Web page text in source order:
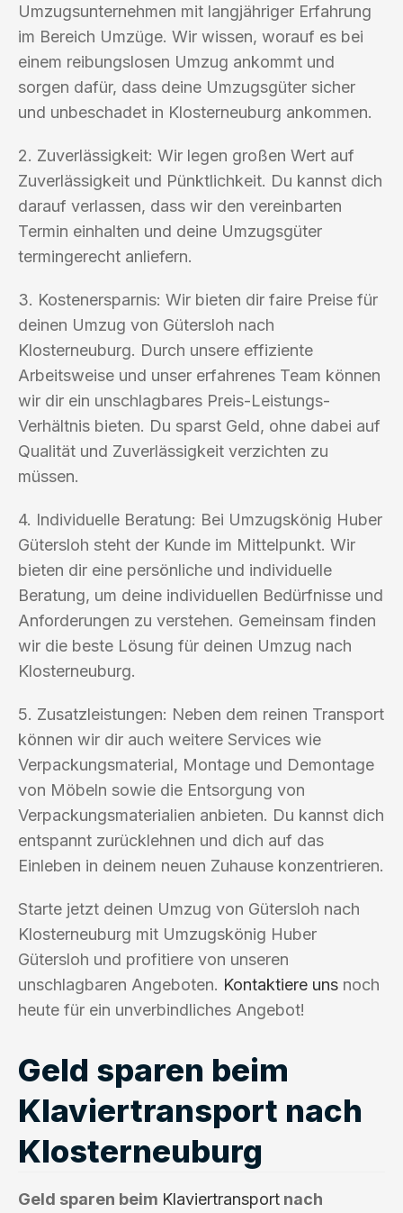
Umzugsunternehmen mit langjähriger Erfahrung
im Bereich Umzüge. Wir wissen, worauf es bei
einem reibungslosen Umzug ankommt und
sorgen dafür, dass deine Umzugsgüter sicher
und unbeschadet in Klosterneuburg ankommen.
2. Zuverlässigkeit: Wir legen großen Wert auf
Zuverlässigkeit und Pünktlichkeit. Du kannst dich
darauf verlassen, dass wir den vereinbarten
Termin einhalten und deine Umzugsgüter
termingerecht anliefern.
3. Kostenersparnis: Wir bieten dir faire Preise für
deinen Umzug von Gütersloh nach
Klosterneuburg. Durch unsere effiziente
Arbeitsweise und unser erfahrenes Team können
wir dir ein unschlagbares Preis-Leistungs-
Verhältnis bieten. Du sparst Geld, ohne dabei auf
Qualität und Zuverlässigkeit verzichten zu
müssen.
4. Individuelle Beratung: Bei Umzugskönig Huber
Gütersloh steht der Kunde im Mittelpunkt. Wir
bieten dir eine persönliche und individuelle
Beratung, um deine individuellen Bedürfnisse und
Anforderungen zu verstehen. Gemeinsam finden
wir die beste Lösung für deinen Umzug nach
Klosterneuburg.
5. Zusatzleistungen: Neben dem reinen Transport
können wir dir auch weitere Services wie
Verpackungsmaterial, Montage und Demontage
von Möbeln sowie die Entsorgung von
Verpackungsmaterialien anbieten. Du kannst dich
entspannt zurücklehnen und dich auf das
Einleben in deinem neuen Zuhause konzentrieren.
Starte jetzt deinen Umzug von Gütersloh nach
Klosterneuburg mit Umzugskönig Huber
Gütersloh und profitiere von unseren
unschlagbaren Angeboten. Kontaktiere uns noch
heute für ein unverbindliches Angebot!
Geld sparen beim
Klaviertransport nach
Klosterneuburg
Geld sparen beim Klaviertransport nach